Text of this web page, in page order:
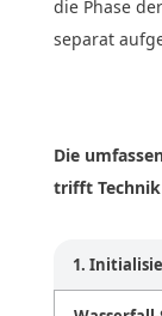
die Phase der
separat
Die
trifft Technik
1.